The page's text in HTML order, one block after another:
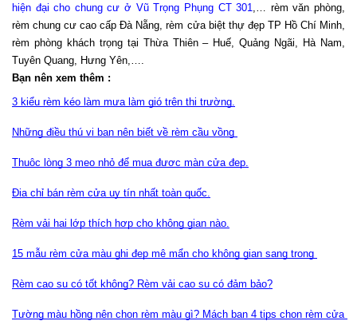
hiện đại cho chung cư ở Vũ Trọng Phụng CT 301
rèm văn phòng,
rèm chung cư cao cấp Đà Nẵng, rèm cửa biệt thự đẹp TP Hồ Chí Minh,
rèm phòng khách trọng tại Thừa Thiên – Huế, Quảng Ngãi, Hà Nam,
Tuyên Quang, Hưng Yên,….
Bạn nên xem thêm :
3 kiểu rèm kéo làm mưa làm gió trên thị trường.
Những điều thú vị bạn nên biết về rèm cầu vồng
Thuộc lòng 3 mẹo nhỏ để mua được màn cửa đẹp.
Địa chỉ bán rèm cửa uy tín nhất toàn quốc.
Rèm vải hai lớp thích hợp cho không gian nào.
15 mẫu rèm cửa màu ghi đẹp mê mẩn cho không gian sang trọng
Rèm cao su có tốt không? Rèm vải cao su có đảm bảo?
Tường màu hồng nên chọn rèm màu gì? Mách bạn 4 tips chọn rèm cửa